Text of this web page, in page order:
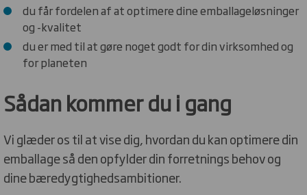
du får fordelen af at optimere dine emballageløsninger
og -kvalitet
du er med til at gøre noget godt for din virksomhed og
for planeten
Sådan kommer du i gang
Vi glæder os til at vise dig, hvordan du kan optimere din
emballage så den opfylder din forretnings behov og
dine bæredygtighedsambitioner.